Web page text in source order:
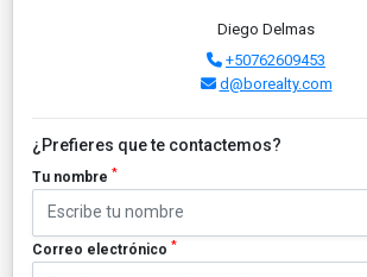
Diego Delmas
+50762609453
d@borealty.com
¿Prefieres que te contactemos?
Tu nombre *
Correo electrónico *